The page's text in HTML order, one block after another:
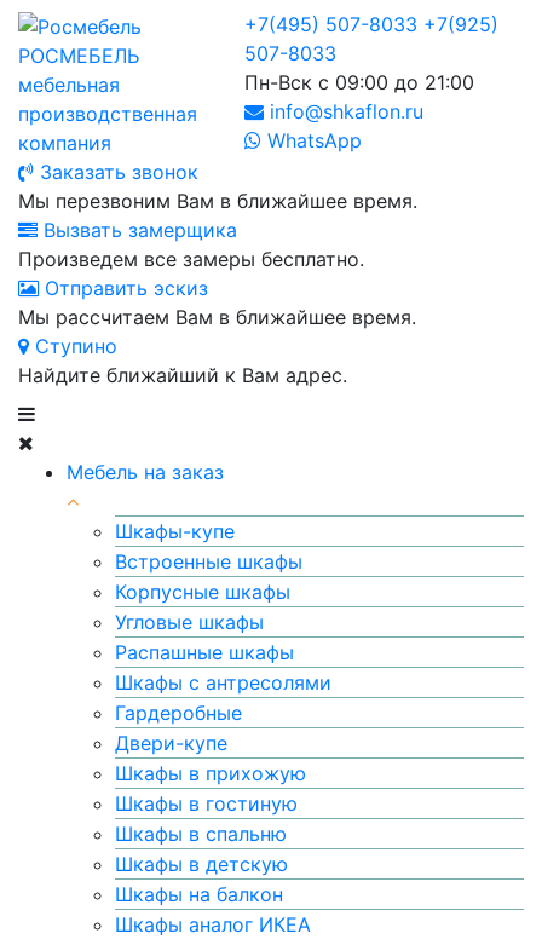
РОСМЕБЕЛЬ
мебельная
производственная
компания
+7(495) 507-8033 +7(925)
507-8033
Пн-Вск с 09:00 до 21:00
info@shkaflon.ru
WhatsApp
Заказать звонок
Мы перезвоним Вам в ближайшее время.
Вызвать замерщика
Произведем все замеры бесплатно.
Отправить эскиз
Мы рассчитаем Вам в ближайшее время.
Ступино
Найдите ближайший к Вам адрес.
Мебель на заказ
Шкафы-купе
Встроенные шкафы
Корпусные шкафы
Угловые шкафы
Распашные шкафы
Шкафы с антресолями
Гардеробные
Двери-купе
Шкафы в прихожую
Шкафы в гостиную
Шкафы в спальню
Шкафы в детскую
Шкафы на балкон
Шкафы аналог ИКЕА